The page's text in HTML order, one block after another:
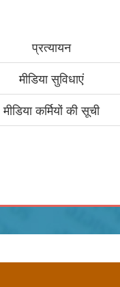
प्रत्यायन
मीडिया सुविधाएं
मीडिया कर्मियों की सूची